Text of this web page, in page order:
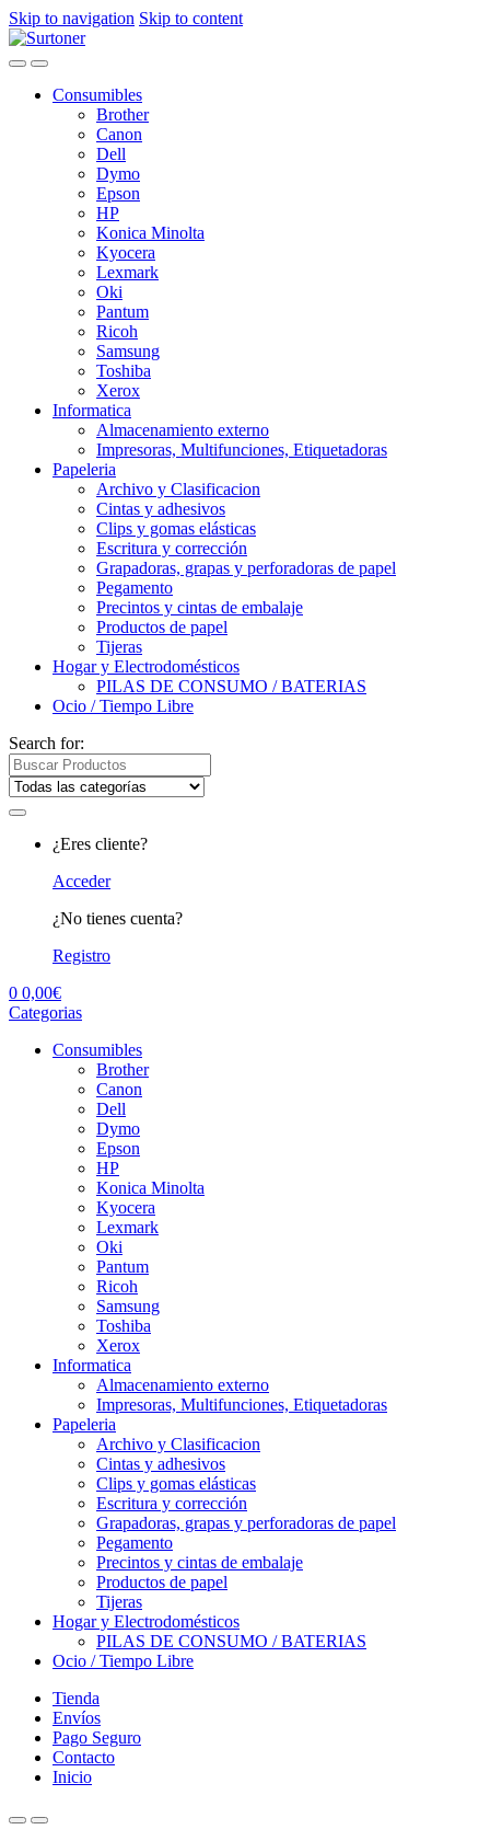
Skip to navigation Skip to content
Consumibles
Brother
Canon
Dell
Dymo
Epson
HP
Konica Minolta
Kyocera
Lexmark
Oki
Pantum
Ricoh
Samsung
Toshiba
Xerox
Informatica
Almacenamiento externo
Impresoras, Multifunciones, Etiquetadoras
Papeleria
Archivo y Clasificacion
Cintas y adhesivos
Clips y gomas elásticas
Escritura y corrección
Grapadoras, grapas y perforadoras de papel
Pegamento
Precintos y cintas de embalaje
Productos de papel
Tijeras
Hogar y Electrodomésticos
PILAS DE CONSUMO / BATERIAS
Ocio / Tiempo Libre
Search for:
¿Eres cliente?
Acceder
¿No tienes cuenta?
Registro
0 0,00€
Categorias
Consumibles
Brother
Canon
Dell
Dymo
Epson
HP
Konica Minolta
Kyocera
Lexmark
Oki
Pantum
Ricoh
Samsung
Toshiba
Xerox
Informatica
Almacenamiento externo
Impresoras, Multifunciones, Etiquetadoras
Papeleria
Archivo y Clasificacion
Cintas y adhesivos
Clips y gomas elásticas
Escritura y corrección
Grapadoras, grapas y perforadoras de papel
Pegamento
Precintos y cintas de embalaje
Productos de papel
Tijeras
Hogar y Electrodomésticos
PILAS DE CONSUMO / BATERIAS
Ocio / Tiempo Libre
Tienda
Envíos
Pago Seguro
Contacto
Inicio